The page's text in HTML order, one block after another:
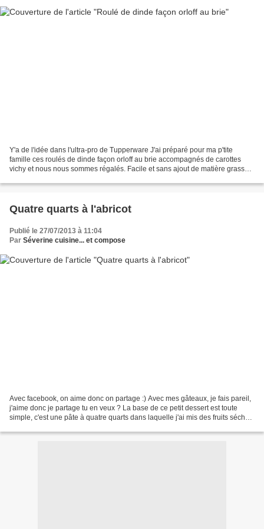
Y'a de l'idée dans l'ultra-pro de Tupperware J'ai préparé pour ma p'tite
famille ces roulés de dinde façon orloff au brie accompagnés de carottes
vichy et nous nous sommes régalés. Facile et sans ajout de matière grasse,
Quatre quarts à l'abricot
Publié le 27/07/2013 à 11:04
Par Séverine cuisine... et compose
Avec facebook, on aime donc on partage :) Avec mes gâteaux, je fais pareil,
j'aime donc je partage tu en veux ? La base de ce petit dessert est toute
simple, c'est une pâte à quatre quarts dans laquelle j'ai mis des fruits séchés